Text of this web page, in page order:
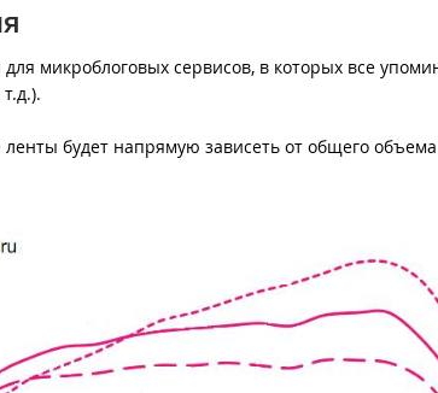
для микроблоговых сервисов, в которых все
будет напрямую зависеть от общего